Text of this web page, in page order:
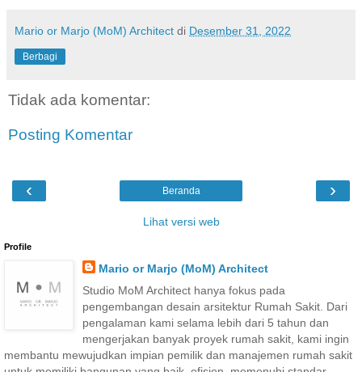
Mario or Marjo (MoM) Architect di Desember 31, 2022
Berbagi
Tidak ada komentar:
Posting Komentar
‹ ›
Beranda
Lihat versi web
Profile
Mario or Marjo (MoM) Architect
Studio MoM Architect hanya fokus pada
pengembangan desain arsitektur Rumah Sakit. Dari
pengalaman kami selama lebih dari 5 tahun dan
mengerjakan banyak proyek rumah sakit, kami ingin
membantu mewujudkan impian pemilik dan manajemen rumah sakit